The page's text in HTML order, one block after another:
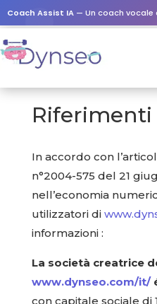
Coach Assist IA — Un coach vocale
Riferimenti
In accordo con
n°2004-575 del 21
nell’economia
utilizzatori di
informazioni :
La società creatrice
www.dynseo.com/it/
con capitale sociale di